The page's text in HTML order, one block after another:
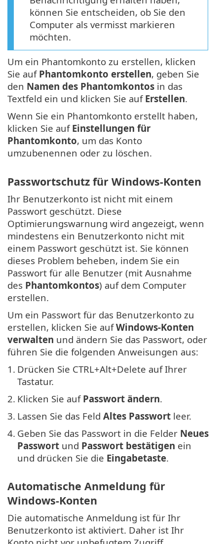
können Sie entscheiden, ob Sie den
Computer als vermisst markieren
möchten.
Um ein Phantomkonto zu erstellen, klicken
Sie auf Phantomkonto erstellen, geben Sie
den Namen des Phantomkontos in das
Textfeld ein und klicken Sie auf Erstellen.
Wenn Sie ein Phantomkonto erstellt haben,
klicken Sie auf Einstellungen für
Phantomkonto, um das Konto
umzubenennen oder zu löschen.
Passwortschutz für Windows-Konten
Ihr Benutzerkonto ist nicht mit einem
Passwort geschützt. Diese
Optimierungswarnung wird angezeigt, wenn
mindestens ein Benutzerkonto nicht mit
einem Passwort geschützt ist. Sie können
dieses Problem beheben, indem Sie ein
Passwort für alle Benutzer (mit Ausnahme
des Phantomkontos) auf dem Computer
erstellen.
Um ein Passwort für das Benutzerkonto zu
erstellen, klicken Sie aufWindows-Konten
verwalten und ändern Sie das Passwort, oder
führen Sie die folgenden Anweisungen aus:
1. Drücken Sie CTRL+Alt+Delete auf Ihrer
Tastatur.
2. Klicken Sie auf Passwort ändern.
3. Lassen Sie das Feld Altes Passwort leer.
4. Geben Sie das Passwort in die Felder Neues
Passwort und Passwort bestätigen ein
und drücken Sie die Eingabetaste.
Automatische Anmeldung für
Windows-Konten
Die automatische Anmeldung ist für Ihr
Benutzerkonto ist aktiviert. Daher ist Ihr